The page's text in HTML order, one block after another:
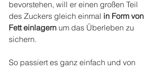
bevorstehen, will er einen großen Teil
des Zuckers gleich einmal in Form von
Fett einlagern um das Überleben zu
sichern.
So passiert es ganz einfach und von